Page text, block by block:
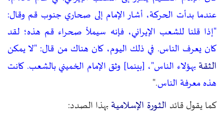
عندما بدأت الحركة، أشار الإمام إلى صحاري جنوب قم وقال:
"إذا قلنا للشعب الإيراني، فإنه سيملأ صحراء قم هذه؛ لقد
كان يعرف الناس. في ذلك اليوم، كان هناك من قال: "لا يمكن
الثقةبهؤلاء الناس"، [بينما] وثق الإمام الخميني بالشعب. كانت
هذه معرفة الناس."
كما يقول قائد الثورة الإسلاميةبهذا الصدد: